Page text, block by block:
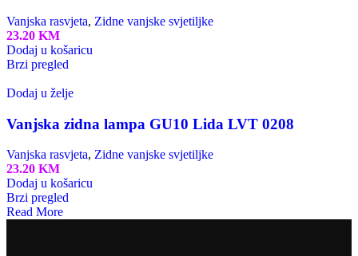
Vanjska rasvjeta, Zidne vanjske svjetiljke
23.20 KM
Dodaj u košaricu
Brzi pregled
Dodaj u želje
Vanjska zidna lampa GU10 Lida LVT 0208
Vanjska rasvjeta, Zidne vanjske svjetiljke
23.20 KM
Dodaj u košaricu
Brzi pregled
Read More